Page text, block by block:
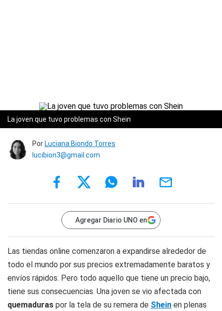
La joven que tuvo problemas con Shein
Por Luciana Biondo Torres
lucibion3@gmail.com
Agregar Diario UNO en
Las tiendas online comenzaron a expandirse alrededor de
todo el mundo por sus precios extremadamente baratos y
envíos rápidos. Pero todo aquello que tiene un precio bajo,
tiene sus consecuencias. Una joven se vio afectada con
quemaduras por la tela de su remera de Shein en plenas